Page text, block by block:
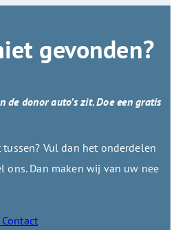
gevonden?
de donor auto’s zit. Doe een gratis
Vul dan het onderdelen
Dan maken wij van uw nee